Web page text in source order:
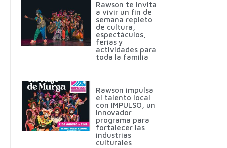
Rawson te invita
a vivir un fin de
semana repleto
de cultura,
espectáculos,
ferias y
actividades para
toda la familia
Rawson impulsa
el talento local
con IMPULSO, un
innovador
programa para
fortalecer las
industrias
culturales